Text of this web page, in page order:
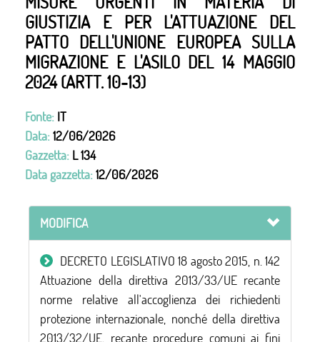
GIUSTIZIA E PER L'ATTUAZIONE DEL
PATTO DELL'UNIONE EUROPEA SULLA
MIGRAZIONE E L'ASILO DEL 14 MAGGIO
2024 (ARTT. 10-13)
Fonte: IT
Data:12/06/2026
Gazzetta: L 134
Data gazzetta:12/06/2026
MODIFICA
DECRETO LEGISLATIVO 18 agosto 2015, n. 142
Attuazione della direttiva 2013/33/UE recante
norme relative all'accoglienza dei richiedenti
protezione internazionale, nonché della direttiva
2013/32/UE, recante procedure comuni ai fini